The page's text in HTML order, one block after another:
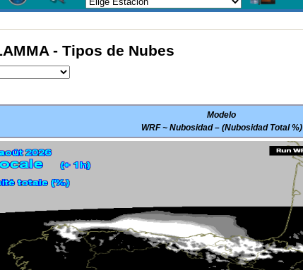
- Tipos de Nubes
Modelo
WRF ~ Nubosidad – (Nubosidad Total %)